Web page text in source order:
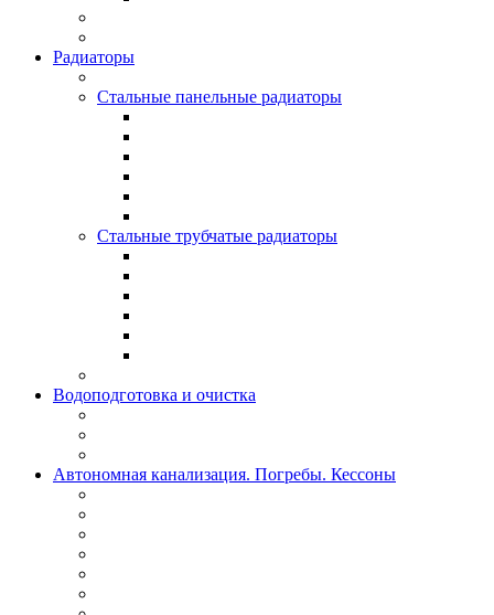
Радиаторы
Стальные панельные радиаторы
Стальные трубчатые радиаторы
Водоподготовка и очистка
Автономная канализация. Погребы. Кессоны